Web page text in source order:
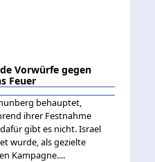
Vorwürfe gegen
Feuer
behauptet,
ihrer Festnahme
gibt es nicht. Israel
wurde, als gezielte
Kampagne....